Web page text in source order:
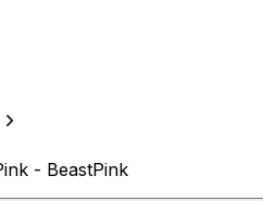
- BeastPink